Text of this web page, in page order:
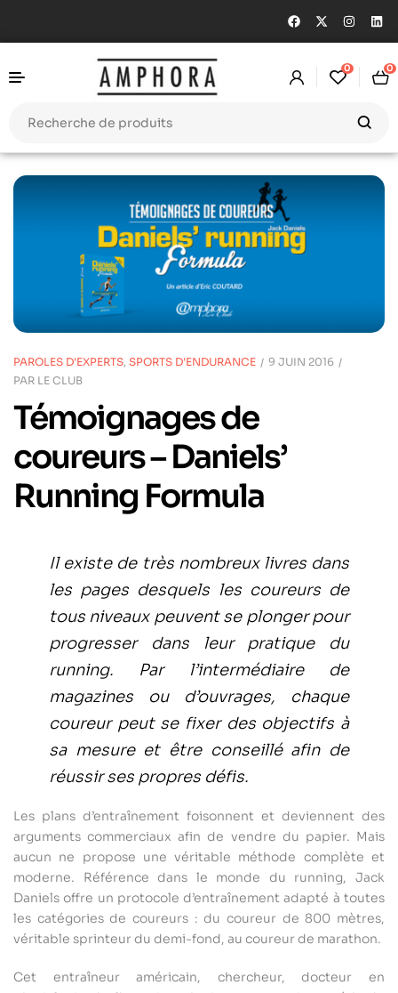
0 0
PAROLES D'EXPERTS, SPORTS D'ENDURANCE
9 JUIN 2016
PAR LE CLUB
Témoignages de
coureurs – Daniels’
Running Formula
Il existe de très nombreux livres dans
les pages desquels les coureurs de
tous niveaux peuvent se plonger pour
progresser dans leur pratique du
running. Par l’intermédiaire de
magazines ou d’ouvrages, chaque
coureur peut se fixer des objectifs à
sa mesure et être conseillé afin de
réussir ses propres défis.
Les plans d’entraînement foisonnent et deviennent des
arguments commerciaux afin de vendre du papier. Mais
aucun ne propose une véritable méthode complète et
moderne. Référence dans le monde du running, Jack
Daniels offre un protocole d’entraînement adapté à toutes
les catégories de coureurs : du coureur de 800 mètres,
véritable sprinteur du demi-fond, au coureur de marathon.
Cet entraîneur américain, chercheur, docteur en